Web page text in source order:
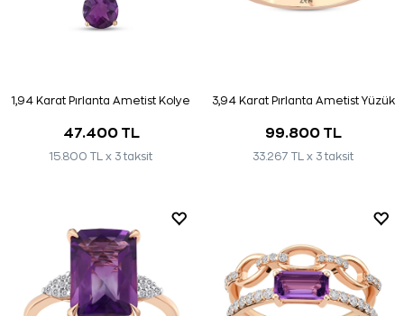
1,94 Karat Pırlanta Ametist Kolye
47.400 TL
15.800 TL x 3 taksit
3,94 Karat Pırlanta Ametist Yüzük
99.800 TL
33.267 TL x 3 taksit